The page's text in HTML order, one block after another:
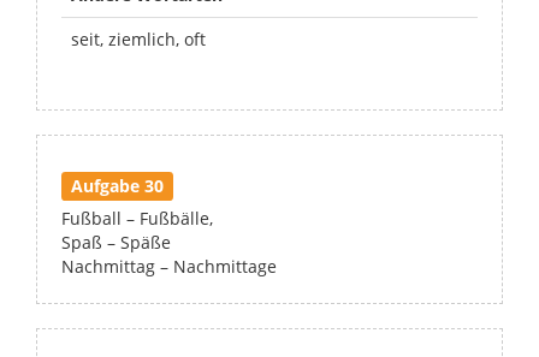
seit, ziemlich, oft
Aufgabe 30
Fußball – Fußbälle,
Spaß – Späße
Nachmittag – Nachmittage